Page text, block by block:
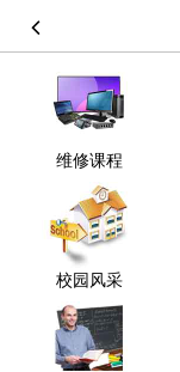
维修课程
校园风采